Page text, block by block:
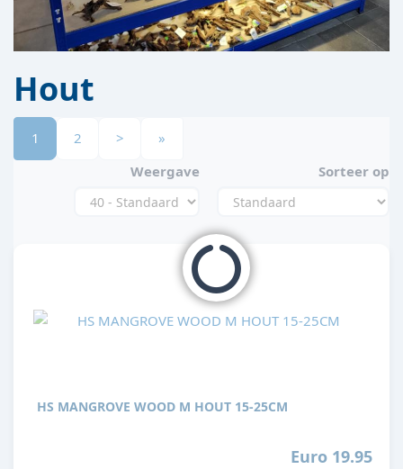
Hout
1 2 >
»
Weergave
Sorteer op
HS MANGROVE WOOD M HOUT 15-25CM
Euro 19.95